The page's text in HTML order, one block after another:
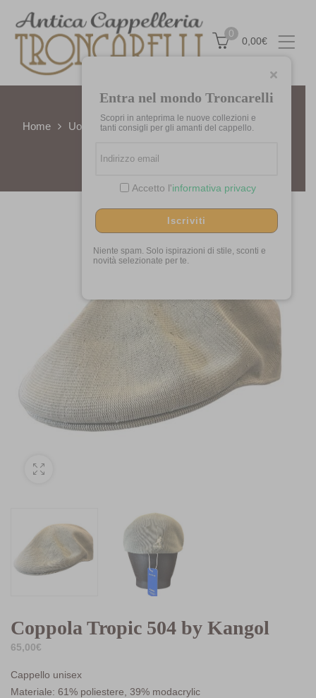
Entra nel mondo Troncarelli
Scopri in anteprima le nuove collezioni e
tanti consigli per gli amanti del cappello.
Accetto l'informativa privacy
Iscriviti
Niente spam. Solo ispirazioni di stile, sconti e
novità selezionate per te.
0
0,00€
Home Uomo/Donna Primavera/Estate Coppola
Coppola Tropic 504 by Kangol
65,00€
Cappello unisex
Materiale: 61% poliestere, 39% modacrylic